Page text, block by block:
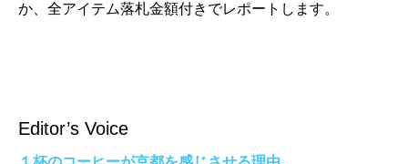
か、全アイテム落札金額付きでレポートします。
Editor’s Voice